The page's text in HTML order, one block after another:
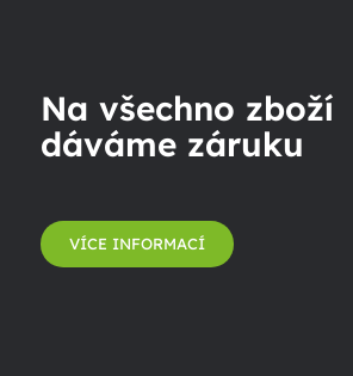
Na všechno zboží
dáváme záruku
VÍCE INFORMACÍ